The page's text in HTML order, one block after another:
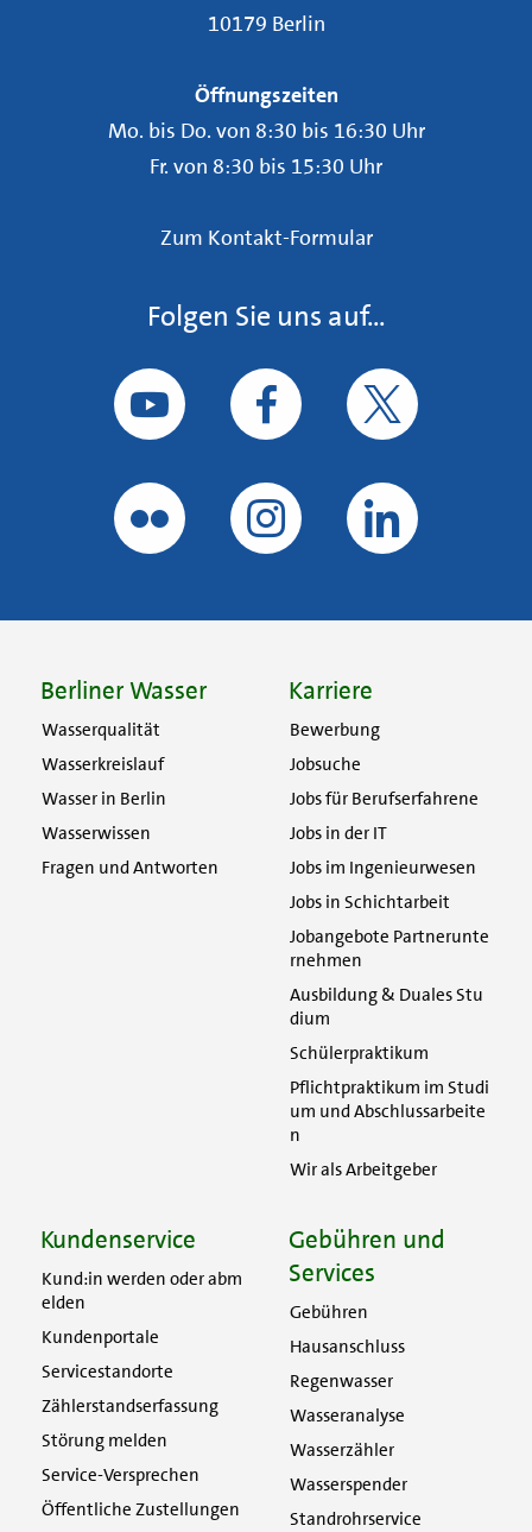
10179 Berlin
Öffnungszeiten
Mo. bis Do. von 8:30 bis 16:30 Uhr
Fr. von 8:30 bis 15:30 Uhr
Zum Kontakt-Formular
Folgen Sie uns auf...
Berliner Wasser
Wasserqualität
Wasserkreislauf
Wasser in Berlin
Wasserwissen
Fragen und Antworten
Karriere
Bewerbung
Jobsuche
Jobs für Berufserfahrene
Jobs in der IT
Jobs im Ingenieurwesen
Jobs in Schichtarbeit
Jobangebote Partnerunte
rnehmen
Ausbildung & Duales Stu
dium
Schülerpraktikum
Pflichtpraktikum im Studi
um und Abschlussarbeite
n
Wir als Arbeitgeber
Kundenservice
Kund:in werden oder abm
elden
Kundenportale
Servicestandorte
Zählerstandserfassung
Störung melden
Service-Versprechen
Öffentliche Zustellungen
Gebühren und
Services
Gebühren
Hausanschluss
Regenwasser
Wasseranalyse
Wasserzähler
Wasserspender
Standrohrservice